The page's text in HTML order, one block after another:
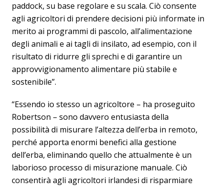
paddock, su base regolare e su scala. Ciò consente
agli agricoltori di prendere decisioni più informate in
merito ai programmi di pascolo, all’alimentazione
degli animali e ai tagli di insilato, ad esempio, con il
risultato di ridurre gli sprechi e di garantire un
approvvigionamento alimentare più stabile e
sostenibile”.
“Essendo io stesso un agricoltore – ha proseguito
Robertson – sono davvero entusiasta della
possibilità di misurare l’altezza dell’erba in remoto,
perché apporta enormi benefici alla gestione
dell’erba, eliminando quello che attualmente è un
laborioso processo di misurazione manuale. Ciò
consentirà agli agricoltori irlandesi di risparmiare